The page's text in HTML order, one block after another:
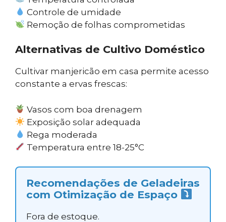
Controle de umidade
Remoção de folhas comprometidas
Alternativas de Cultivo Doméstico
Cultivar manjericão em casa permite acesso
constante a ervas frescas:
Vasos com boa drenagem
Exposição solar adequada
Rega moderada
Temperatura entre 18-25°C
Recomendações de Geladeiras
com Otimização de Espaço
Fora de estoque.